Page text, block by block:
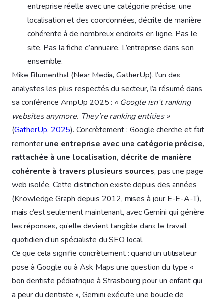
entreprise réelle avec une catégorie précise, une
localisation et des coordonnées, décrite de manière
cohérente à de nombreux endroits en ligne. Pas le
site. Pas la fiche d’annuaire. L’entreprise dans son
ensemble.
Mike Blumenthal (Near Media, GatherUp), l’un des
analystes les plus respectés du secteur, l’a résumé dans
sa conférence AmpUp 2025 : « Google isn’t ranking
websites anymore. They’re ranking entities »
(GatherUp, 2025). Concrètement : Google cherche et fait
remonter une entreprise avec une catégorie précise,
rattachée à une localisation, décrite de manière
cohérente à travers plusieurs sources, pas une page
web isolée. Cette distinction existe depuis des années
(Knowledge Graph depuis 2012, mises à jour E-E-A-T),
mais c’est seulement maintenant, avec Gemini qui génère
les réponses, qu’elle devient tangible dans le travail
quotidien d’un spécialiste du SEO local.
Ce que cela signifie concrètement : quand un utilisateur
pose à Google ou à Ask Maps une question du type «
bon dentiste pédiatrique à Strasbourg pour un enfant qui
a peur du dentiste », Gemini exécute une boucle de